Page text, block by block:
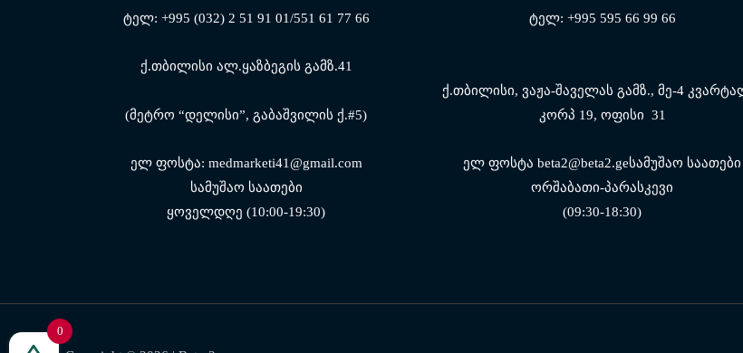
ტელ: +995 (032) 2 51 91 01/551 61 77 66
ქ.თბილისი ალ.ყაზბეგის გამზ.41
(მეტრო “დელისი”, გაბაშვილის ქ.#5)
ელ ფოსტა: medmarketi41@gmail.com
სამუშაო საათები
ყოველდღე (10:00-19:30)
ტელ: +995 595 66 99 66
ქ.თბილისი, ვაჟა-შაველას გამზ.,მე-4
კორპ 19, ოფისი 31
ელ ფოსტა beta2@beta2.geსამუშაო საათები
ორშაბათი-პარასკევი
(09:30-18:30)
0